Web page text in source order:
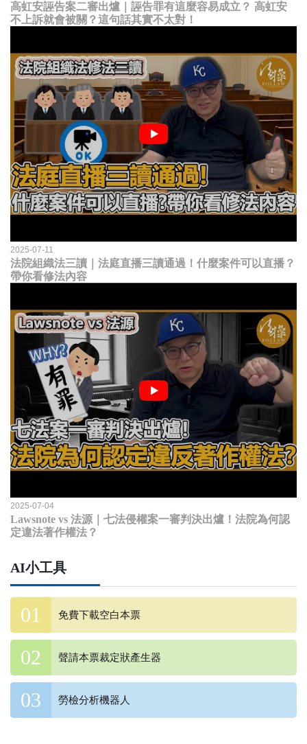
高虹安誣告案二審出爐｜誣告罪有這麼容易成立？ 高虹安
不上訴就會被關？這句話其實不太對！
2025-07-11
法院組織法三讀｜法庭直播三讀通過！什麼案件可以直播？
帶你看修法內容
2025-07-04
Lawsnote vs 法源｜七法侵權案一審判決出爐！法院為何認
定違法著作權法？
AI小工具
免費下載空白本票
聲請本票裁定狀產生器
勞檢分析機器人